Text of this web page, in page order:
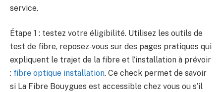
service.
Étape 1 : testez votre éligibilité. Utilisez les outils de
test de fibre, reposez‑vous sur des pages pratiques qui
expliquent le trajet de la fibre et l’installation à prévoir
: fibre optique installation. Ce check permet de savoir
si La Fibre Bouygues est accessible chez vous ou s’il